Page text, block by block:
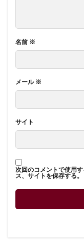
名前 ※
メール ※
サイト
次回のコメントで使用
ス、サイトを保存する。